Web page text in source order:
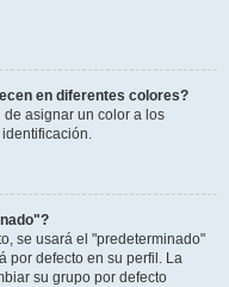
en diferentes colores?
asignar un color a los
se usará el "predeterminado"
por defecto en su perfil. La
su grupo por defecto